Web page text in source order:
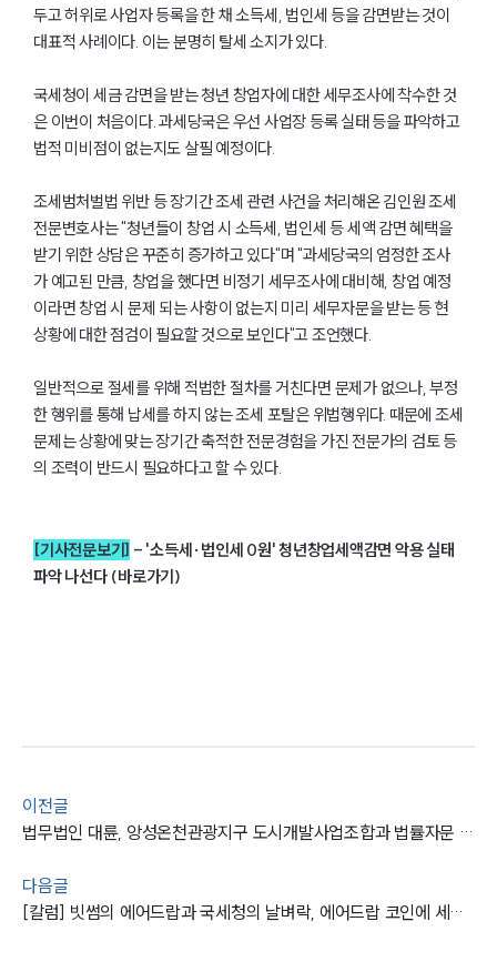
팀소개
주요 업무사례
법률지식인
두고 허위로 사업자 등록을 한 채 소득세, 법인세 등을 감면받는 것이
대표적 사례이다. 이는 분명히 탈세 소지가 있다.
국세청이 세금 감면을 받는 청년 창업자에 대한 세무조사에 착수한 것
은 이번이 처음이다. 과세당국은 우선 사업장 등록 실태 등을 파악하고
법적 미비점이 없는지도 살필 예정이다.
조세범처벌법 위반 등 장기간 조세 관련 사건을 처리해온 김인원 조세
전문변호사는 "청년들이 창업 시 소득세, 법인세 등 세액 감면 혜택을
받기 위한 상담은 꾸준히 증가하고 있다"며 "과세당국의 엄정한 조사
가 예고된 만큼, 창업을 했다면 비정기 세무조사에 대비해, 창업 예정
이라면 창업 시 문제 되는 사항이 없는지 미리 세무자문을 받는 등 현
상황에 대한 점검이 필요할 것으로 보인다"고 조언했다.
일반적으로 절세를 위해 적법한 절차를 거친다면 문제가 없으나, 부정
한 행위를 통해 납세를 하지 않는 조세 포탈은 위법행위다. 때문에 조세
문제는 상황에 맞는 장기간 축적한 전문경험을 가진 전문가의 검토 등
의 조력이 반드시 필요하다고 할 수 있다.
[기사전문보기] - '소득세·법인세 0원' 청년창업세액감면 악용 실태
파악 나선다 (바로가기)
이전글
법무법인 대륜, 앙성온천관광지구 도시개발사업조합과 법률자문 MOU
다음글
[칼럼] 빗썸의 에어드랍과 국세청의 날벼락, 에어드랍 코인에 세금 부과될까?